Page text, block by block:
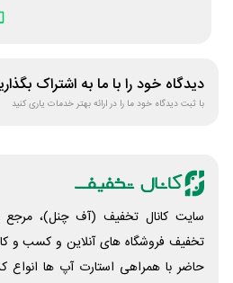
دیدگاه خود را با ما به اشتراک
با ثبت دیدگاه خود ما را در ارائه بهتر خدمات یاری کنید
سایت کانال تخفیف (آف چنل)، مرجع
تخفیف فروشگاه های آنلاین و کسب و‌
حاضر با همراهی استارت آپ ها انواع